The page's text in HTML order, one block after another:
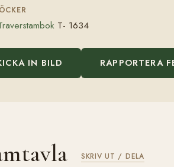
T- 1634
IN BILD RAPPORTERA
SKRIV UT / DELA